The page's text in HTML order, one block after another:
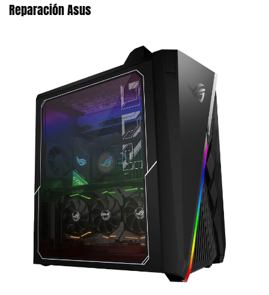
Reparación Asus